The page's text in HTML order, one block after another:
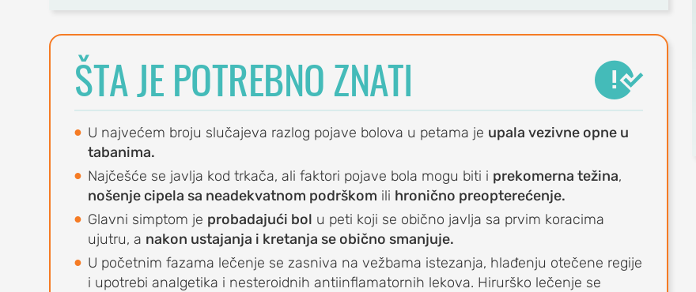
burzitis)
kapsulitis)
Podgorica
(068) 107-241
office@orthoexpert.me
Ankarski bulevar 35 L1,

ŠTA JE POTREBNO ZNATI
U najvećem broju slučajeva razlog pojave bolova u petama je upala vezivne opne u
tabanima.
Najčešće se javlja kod trkača, ali faktori pojave bola mogu biti i prekomerna težina,
nošenje cipela sa neadekvatnom podrškom ili hronično preopterećenje.
Glavni simptom je probadajući bol u peti koji se obično javlja sa prvim koracima
ujutru, a nakon ustajanja i kretanja se obično smanjuje.
U početnim fazama lečenje se zasniva na vežbama istezanja, hlađenju otečene regije
i upotrebi analgetika i nesteroidnih antiinflamatornih lekova. Hirurško lečenje se